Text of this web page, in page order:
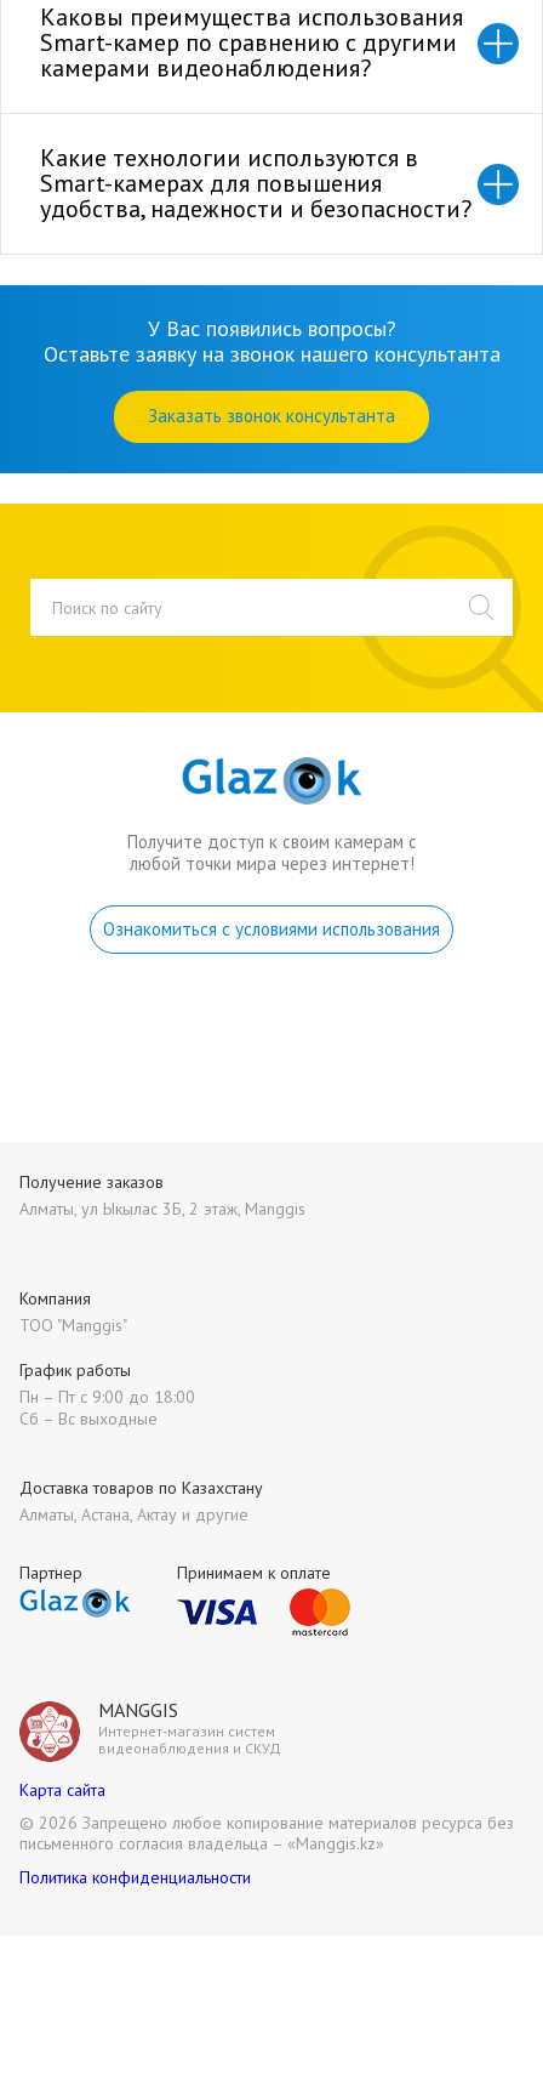
Каковы преимущества использования
Smart-камер по сравнению с другими
камерами видеонаблюдения?
Какие технологии используются в
Smart-камерах для повышения
удобства, надежности и безопасности?
У Вас появились вопросы?
Оставьте заявку на звонок нашего консультанта
Заказать звонок консультанта
Получите доступ к своим камерам с
любой точки мира через интернет!
Ознакомиться с условиями использования
MANGGIS
Интернет-магазин систем
видеонаблюдения и СКУД
Партнер Принимаем к оплате
Получение заказов
Алматы, ул Ыкылас 3Б, 2 этаж, Manggis
Компания
ТОО "Manggis"
Доставка товаров по Казахстану
Алматы, Астана, Актау и другие
График работы
Пн – Пт с 9:00 до 18:00
Сб – Вс выходные
Карта сайта
Политика конфиденциальности
© 2026 Запрещено любое копирование материалов ресурса без
письменного согласия владельца – «Manggis.kz»